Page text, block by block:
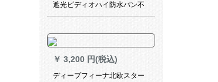
遮光ビディオハイ防水パン不
要オダカテージジ花鹿角
￥ 3,200 円(税込)
ディープフィーナ北欧スター